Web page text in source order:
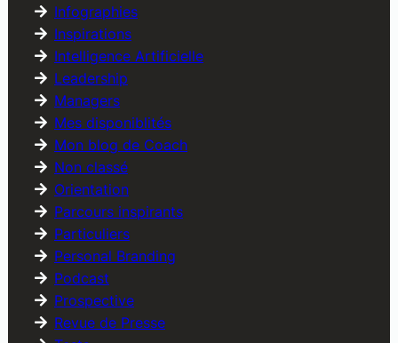
Infographies
Inspirations
Intelligence Artificielle
Leadership
Managers
Mes disponiblités
Mon blog de Coach
Non classé
Orientation
Parcours inspirants
Particuliers
Personal Branding
Podcast
Prospective
Revue de Presse